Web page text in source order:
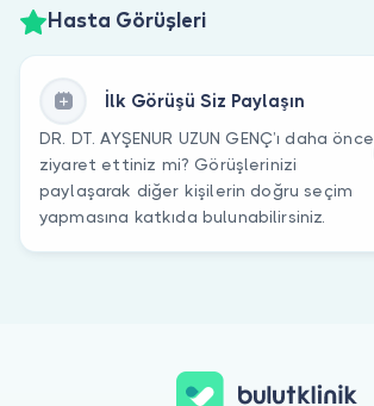
Hasta Görüşleri
İlk Görüşü Siz Paylaşın
DR. DT. AYŞENUR UZUN GENÇ’ı daha önce
ziyaret ettiniz mi? Görüşlerinizi
paylaşarak diğer kişilerin doğru seçim
yapmasına katkıda bulunabilirsiniz.